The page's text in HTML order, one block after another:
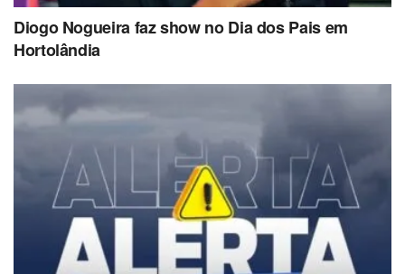
Diogo Nogueira faz show no Dia dos Pais em
Hortolândia